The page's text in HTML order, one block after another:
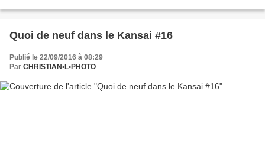
Quoi de neuf dans le Kansai #16
Publié le 22/09/2016 à 08:29
Par CHRISTIAN•L•PHOTO